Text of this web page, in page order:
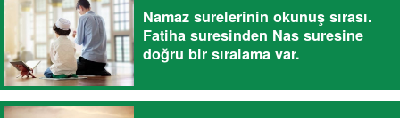
Namaz surelerinin okunuş sırası.
Fatiha suresinden Nas suresine
doğru bir sıralama var.